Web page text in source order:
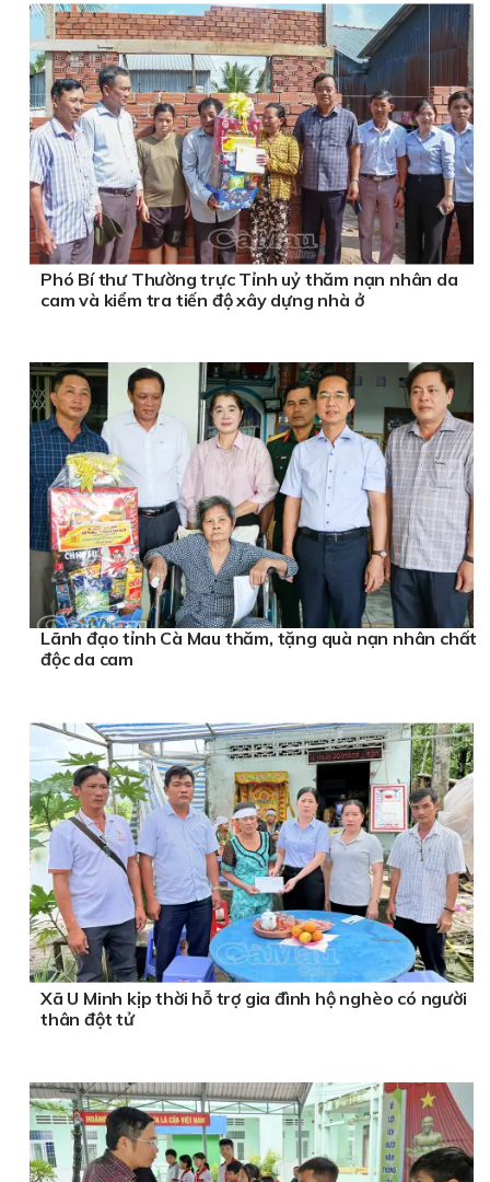
Phó Bí thư Thường trực Tỉnh uỷ thăm nạn nhân da
cam và kiểm tra tiến độ xây dựng nhà ở
Lãnh đạo tỉnh Cà Mau thăm, tặng quà nạn nhân chất
độc da cam
Xã U Minh kịp thời hỗ trợ gia đình hộ nghèo có người
thân đột tử